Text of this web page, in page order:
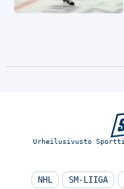
Urheilusivusto
NHL SM-LIIGA